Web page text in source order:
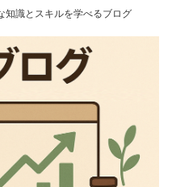
知識とスキルを学べるブログ